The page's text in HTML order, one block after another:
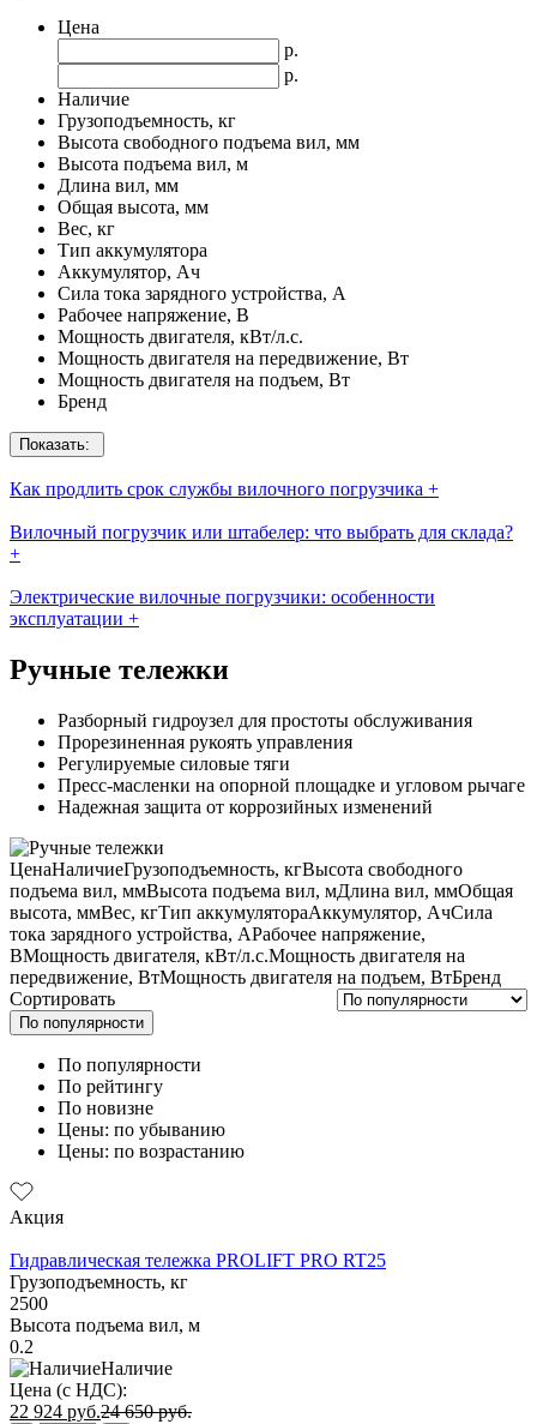
Цена
р.
р.
Наличие
Грузоподъемность, кг
Высота свободного подъема вил, мм
Высота подъема вил, м
Длина вил, мм
Общая высота, мм
Вес, кг
Тип аккумулятора
Аккумулятор, Ач
Сила тока зарядного устройства, А
Рабочее напряжение, В
Мощность двигателя, кВт/л.с.
Мощность двигателя на передвижение, Вт
Мощность двигателя на подъем, Вт
Бренд
Показать:
Как продлить срок службы вилочного погрузчика +
Вилочный погрузчик или штабелер: что выбрать для склада?
+
Электрические вилочные погрузчики: особенности
эксплуатации +
Ручные тележки
Разборный гидроузел для простоты обслуживания
Прорезиненная рукоять управления
Регулируемые силовые тяги
Пресс-масленки на опорной площадке и угловом рычаге
Надежная защита от коррозийных изменений
ЦенаНаличиеГрузоподъемность, кгВысота свободного
подъема вил, ммВысота подъема вил, мДлина вил, ммОбщая
высота, ммВес, кгТип аккумулятораАккумулятор, АчСила
тока зарядного устройства, АРабочее напряжение,
ВМощность двигателя, кВт/л.с.Мощность двигателя на
передвижение, ВтМощность двигателя на подъем, ВтБренд
Сортировать
По популярности
По популярности
По рейтингу
По новизне
Цены: по убыванию
Цены: по возрастанию
Акция
Гидравлическая тележка PROLIFT PRO RT25
Грузоподъемность, кг
2500
Высота подъема вил, м
0.2
Наличие
Цена (с НДС):
22 924 руб.24 650руб.